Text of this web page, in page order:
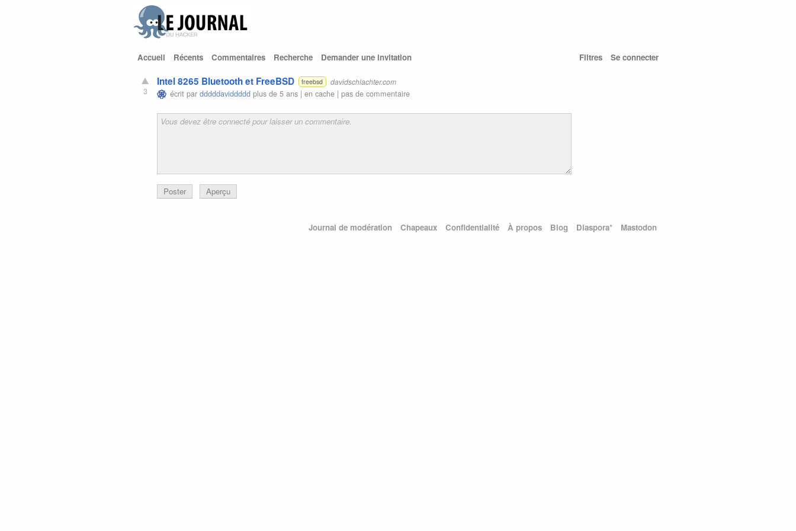
Accueil Récents Commentaires Recherche Demander une invitation Filtres Se connecter
3
Intel 8265 Bluetooth et FreeBSD freebsd davidschlachter.com
écrit pardddddaviddddd plus de 5 ans |en cache |pas de commentaire
Poster Aperçu
Journal de modération Chapeaux Confidentialité À propos Blog Diaspora* Mastodon